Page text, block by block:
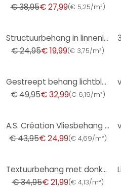
€ 38,95€ 27,99(€ 5,25/m²)
Structuurbehang in linnenlook bruin - subtiel Vliesbehang modern & elegant
€ 24,95€ 19,99(€ 3,75/m²)
Gestreept behang lichtblauw wit - Vliesbehang strepen voor kinderkamers & meer
€ 49,95€ 32,99(€ 6,19/m²)
A.S. Création Vliesbehang The BOS - Battle of Style Jungle Look Petrol, Blauw, Geel, Groen
€ 43,95€ 24,99(€ 4,69/m²)
Textuurbehang met donkerblauwe textiellook - Elegant Vliesbehang - Modern wandontwerp
€ 34,95€ 21,99(€ 4,13/m²)